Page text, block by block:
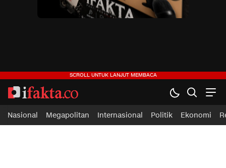
ifakta.co
#pastibenar
Nasional Megapolitan Internasional Politik Ekonomi